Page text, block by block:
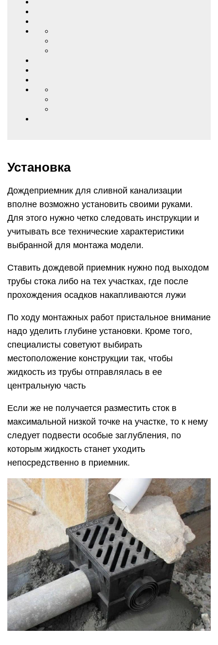
Установка
Дождеприемник для сливной канализации
вполне возможно установить своими руками.
Для этого нужно четко следовать инструкции и
учитывать все технические характеристики
выбранной для монтажа модели.
Ставить дождевой приемник нужно под выходом
трубы стока либо на тех участках, где после
прохождения осадков накапливаются лужи
По ходу монтажных работ пристальное внимание
надо уделить глубине установки. Кроме того,
специалисты советуют выбирать
местоположение конструкции так, чтобы
жидкость из трубы отправлялась в ее
центральную часть
Если же не получается разместить сток в
максимальной низкой точке на участке, то к нему
следует подвести особые заглубления, по
которым жидкость станет уходить
непосредственно в приемник.